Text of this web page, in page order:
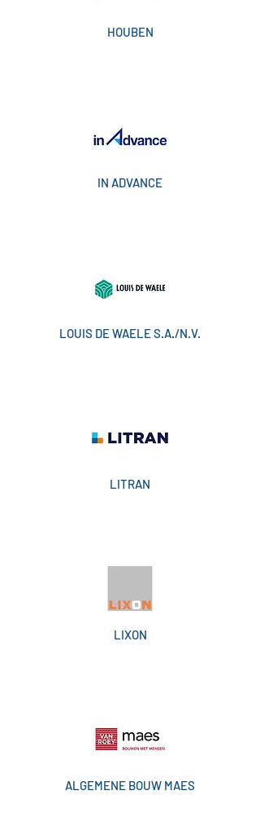
HOUBEN
IN ADVANCE
LOUIS DE WAELE S.A./N.V.
LITRAN
LIXON
ALGEMENE BOUW MAES